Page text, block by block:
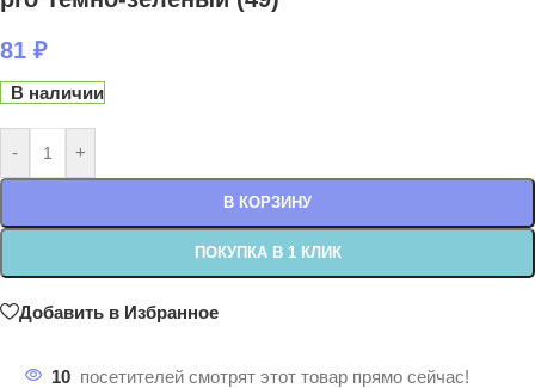
81 ₽
В наличии
- +
В КОРЗИНУ
ПОКУПКА В 1 КЛИК
Добавить в Избранное
10 посетителей смотрят этот товар прямо сейчас!